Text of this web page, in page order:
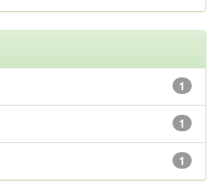
1
1
1